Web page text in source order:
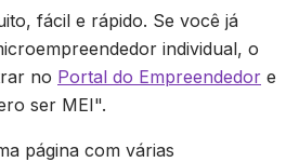
fácil e rápido. Se você já
individual, o
no Portal do Empreendedor e
ser MEI".
página com várias